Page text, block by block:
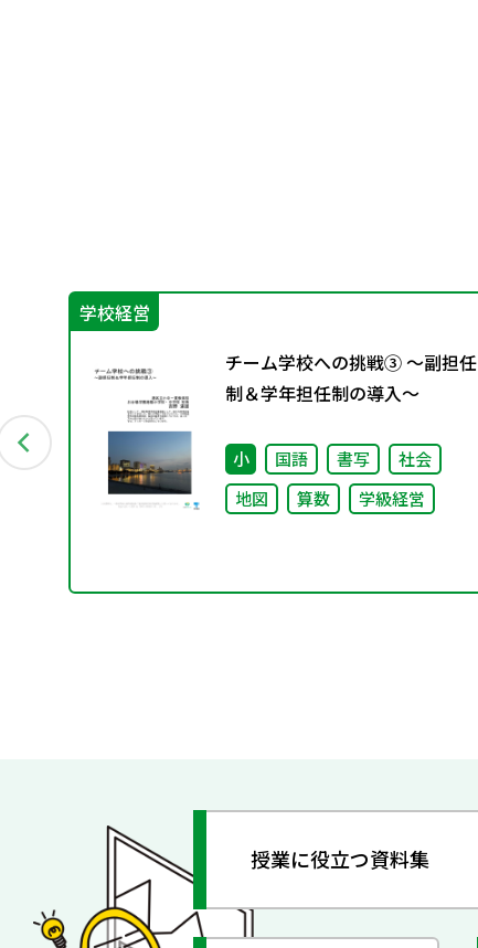
学校経営
チーム学校への挑戦③ ～副担任
制＆学年担任制の導入～
小 国語 書写
社会
地図
算数 学級経営
授業に役立つ資料集